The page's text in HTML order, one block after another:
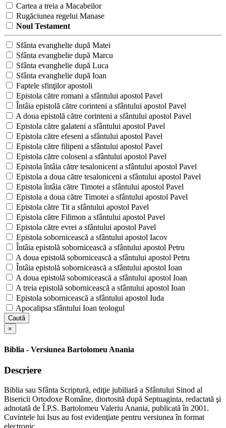
Cartea a treia a Macabeilor
Rugăciunea regelui Manase
Noul Testament
Sfânta evanghelie după Matei
Sfânta evanghelie după Marcu
Sfânta evanghelie după Luca
Sfânta evanghelie după Ioan
Faptele sfinţilor apostoli
Epistola către romani a sfântului apostol Pavel
Întâia epistolă către corinteni a sfântului apostol Pavel
A doua epistolă către corinteni a sfântului apostol Pavel
Epistola către galateni a sfântului apostol Pavel
Epistola către efeseni a sfântului apostol Pavel
Epistola către filipeni a sfântului apostol Pavel
Epistola către coloseni a sfântului apostol Pavel
Epistola întâia către tesaloniceni a sfântului apostol Pavel
Epistola a doua către tesaloniceni a sfântului apostol Pavel
Epistola întâia către Timotei a sfântului apostol Pavel
Epistola a doua către Timotei a sfântului apostol Pavel
Epistola către Tit a sfântului apostol Pavel
Epistola către Filimon a sfântului apostol Pavel
Epistola către evrei a sfântului apostol Pavel
Epistola sobornicească a sfântului apostol Iacov
Întâia epistolă sobornicească a sfântului apostol Petru
A doua epistolă sobornicească a sfântului apostol Petru
Întâia epistolă sobornicească a sfântului apostol Ioan
A doua epistolă sobornicească a sfântului apostol Ioan
A treia epistolă sobornicească a sfântului apostol Ioan
Epistola sobornicească a sfântului apostol Iuda
Apocalipsa sfântului Ioan teologul
Caută
×
Biblia - Versiunea Bartolomeu Anania
Descriere
Biblia sau Sfânta Scriptură, ediţie jubiliară a Sfântului Sinod al
Bisericii Ortodoxe Române, diortosită după Septuaginta, redactată şi
adnotată de Î.P.S. Bartolomeu Valeriu Anania, publicată în 2001.
Cuvintele lui Isus au fost evidenţiate pentru versiunea în format
electronic.